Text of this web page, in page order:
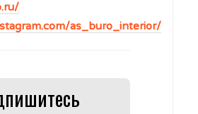
as_buro_interior/